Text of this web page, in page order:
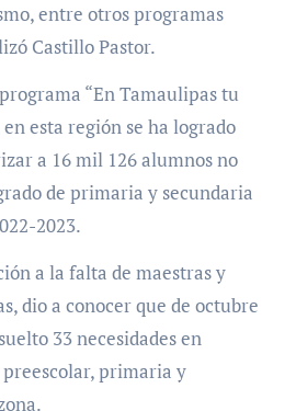
entre otros programas
Castillo Pastor.
“En Tamaulipas tu
en esta región se ha logrado
a 16 mil 126 alumnos no
de primaria y secundaria
2023.
a la falta de maestras y
dio a conocer que de octubre
33 necesidades en
primaria y